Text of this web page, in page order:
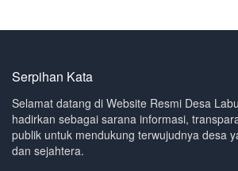
Serpihan Kata
Selamat datang di Website Resmi Desa
hadirkan sebagai sarana informasi,
publik untuk mendukung terwujudnya desa
dan sejahtera.